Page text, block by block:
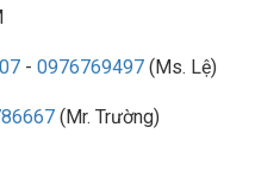
- 0976769497 (Ms. Lệ)
(Mr. Trường)